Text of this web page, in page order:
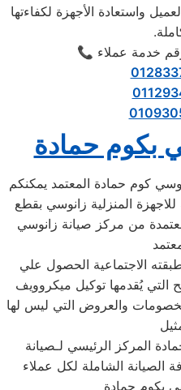
واستعادة الأجهزة لكفاءتها
📞 خدمة عملاء
بكوم حمادة
كوم حمادة المعتمد يمكنكم
المنزلية زانوسي بقطع
من مركز صيانة زانوسي
الاجتماعية الحصول علي
التي يُقدمها توكيل ميكروويف
والعروض التي ليس لها
المركز الرئيسي لـصيانة
الشاملة لكل عملاء
بكوم حمادة